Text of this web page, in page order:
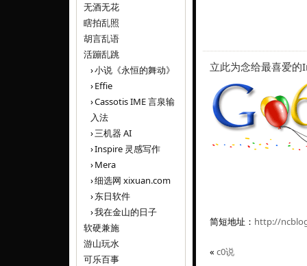
无酒无花
瞎拍乱照
胡言乱语
活蹦乱跳
小说《永恒的舞动》
Effie
Cassotis IME 言泉输
入法
三机器 AI
Inspire 灵感写作
Mera
细选网 xixuan.com
东日软件
我在金山的日子
软硬兼施
游山玩水
可乐百事
立此为念给最喜爱
简短地址： http://
« c0说